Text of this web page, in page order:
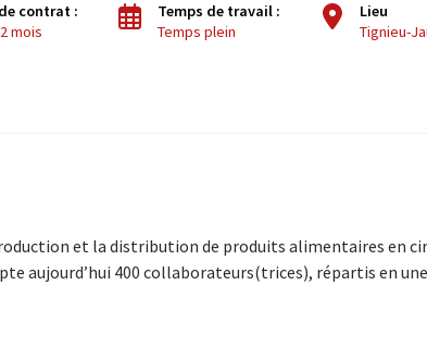
contrat :
mois
Temps de travail :
Temps plein
Lieu
Tignieu-
et la distribution de produits alimentaires en
aujourd’hui 400 collaborateurs(trices), répartis en